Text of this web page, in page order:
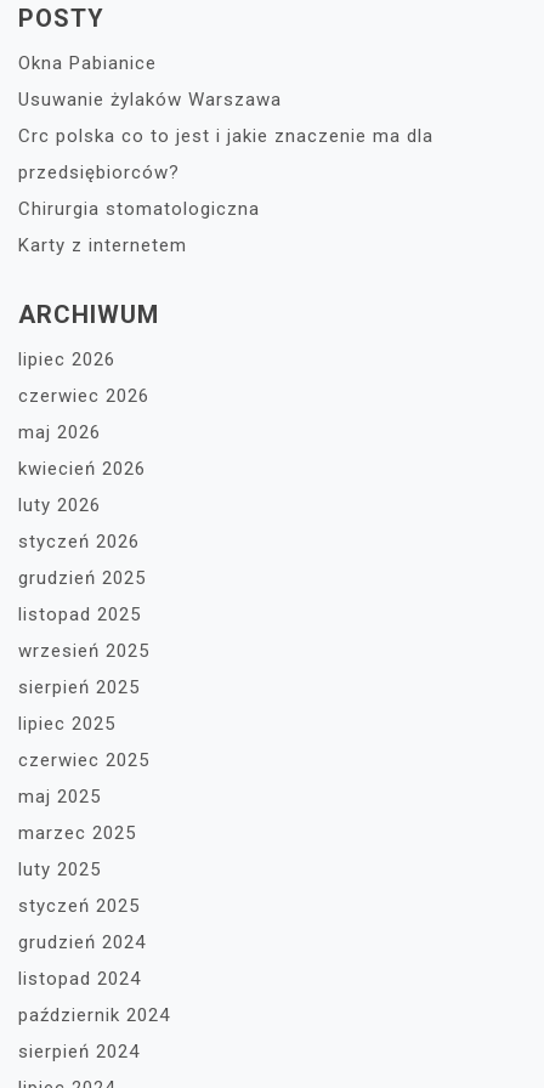
POSTY
Okna Pabianice
Usuwanie żylaków Warszawa
Crc polska co to jest i jakie znaczenie ma dla
przedsiębiorców?
Chirurgia stomatologiczna
Karty z internetem
ARCHIWUM
lipiec 2026
czerwiec 2026
maj 2026
kwiecień 2026
luty 2026
styczeń 2026
grudzień 2025
listopad 2025
wrzesień 2025
sierpień 2025
lipiec 2025
czerwiec 2025
maj 2025
marzec 2025
luty 2025
styczeń 2025
grudzień 2024
listopad 2024
październik 2024
sierpień 2024